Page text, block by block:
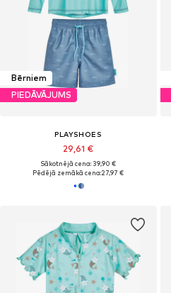
Bērniem
PIEDĀVĀJUMS
PLAYSHOES
29,61 €
Sākotnējā cena: 39,90 €
Pēdējā zemākā cena:27,97 €